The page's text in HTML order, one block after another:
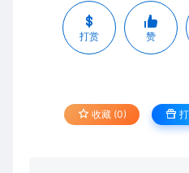
打赏 赞
收藏 (0)